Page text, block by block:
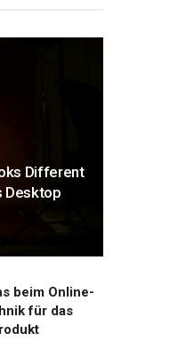
Different
Desktop
beim Online-
für das